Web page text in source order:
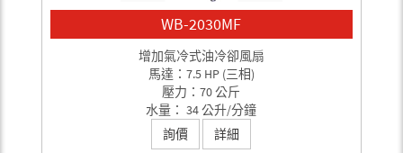
WB-2030MF
增加氣冷式油冷卻風扇
馬達：7.5 HP (三相)
壓力：70 公斤
水量： 34 公升/分鐘
詢價
詳細